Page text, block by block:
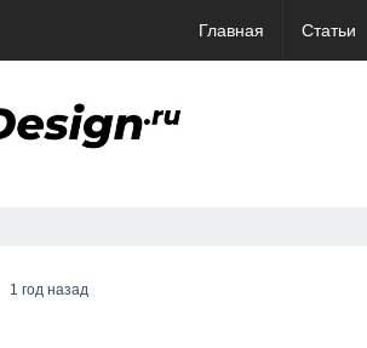
Главная Статьи
1 год назад